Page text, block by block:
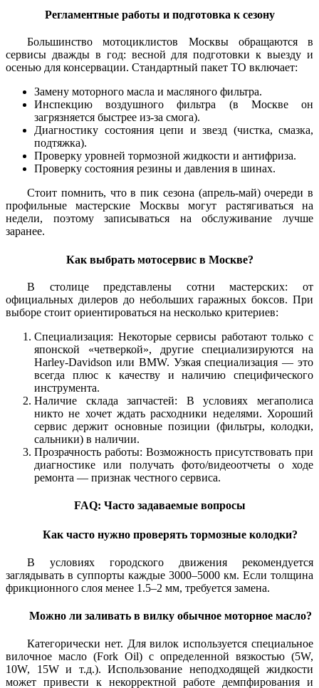
Регламентные работы и подготовка к сезону
Большинство мотоциклистов Москвы обращаются в
сервисы дважды в год: весной для подготовки к выезду и
осенью для консервации. Стандартный пакет ТО включает:
Замену моторного масла и масляного фильтра.
Инспекцию воздушного фильтра (в Москве он
загрязняется быстрее из-за смога).
Диагностику состояния цепи и звезд (чистка, смазка,
подтяжка).
Проверку уровней тормозной жидкости и антифриза.
Проверку состояния резины и давления в шинах.
Стоит помнить, что в пик сезона (апрель-май) очереди в
профильные мастерские Москвы могут растягиваться на
недели, поэтому записываться на обслуживание лучше
заранее.
Как выбрать мотосервис в Москве?
В столице представлены сотни мастерских: от
официальных дилеров до небольших гаражных боксов. При
выборе стоит ориентироваться на несколько критериев:
Специализация: Некоторые сервисы работают только с
японской «четверкой», другие специализируются на
Harley-Davidson или BMW. Узкая специализация — это
всегда плюс к качеству и наличию специфического
инструмента.
Наличие склада запчастей: В условиях мегаполиса
никто не хочет ждать расходники неделями. Хороший
сервис держит основные позиции (фильтры, колодки,
сальники) в наличии.
Прозрачность работы: Возможность присутствовать при
диагностике или получать фото/видеоотчеты о ходе
ремонта — признак честного сервиса.
FAQ: Часто задаваемые вопросы
Как часто нужно проверять тормозные колодки?
В условиях городского движения рекомендуется
заглядывать в суппорты каждые 3000–5000 км. Если толщина
фрикционного слоя менее 1.5–2 мм, требуется замена.
Можно ли заливать в вилку обычное моторное масло?
Категорически нет. Для вилок используется специальное
вилочное масло (Fork Oil) с определенной вязкостью (5W,
10W, 15W и т.д.). Использование неподходящей жидкости
может привести к некорректной работе демпфирования и